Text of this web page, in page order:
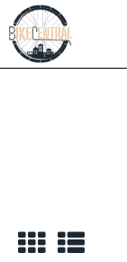
Categorii